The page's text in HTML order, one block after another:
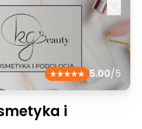
5.00/5
i